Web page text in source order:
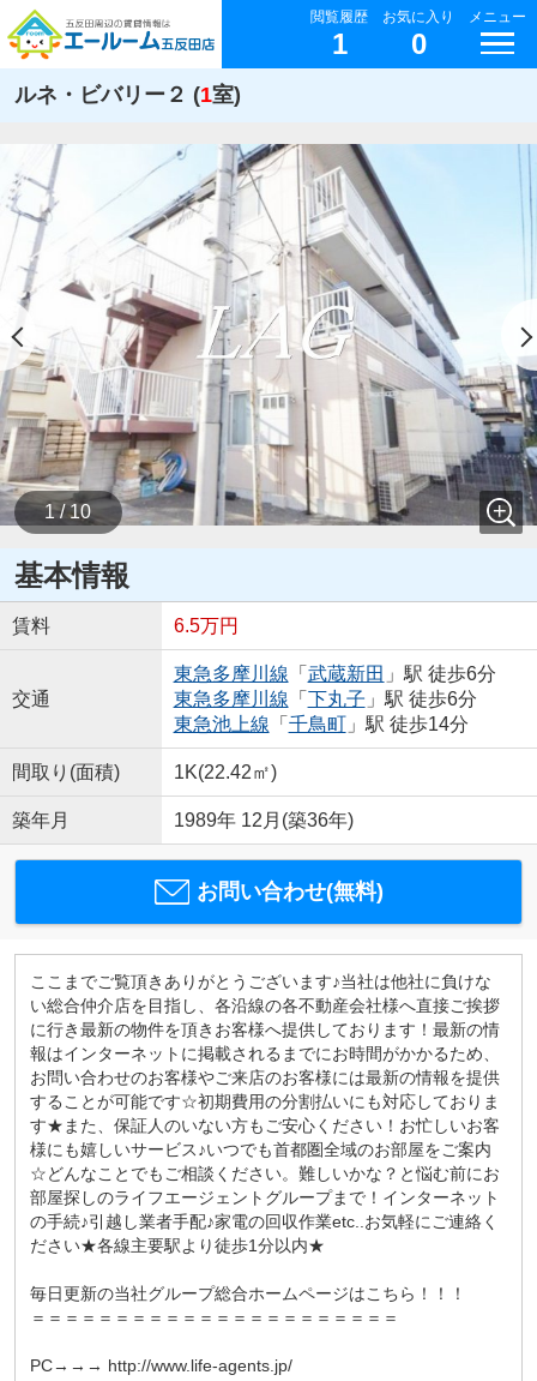
閲覧履歴
1
お気に入り
0
メニュー
ルネ・ビバリー２ (1室)
1 / 10
基本情報
賃料 6.5万円
交通
東急多摩川線 「 武蔵新田 」駅 徒歩6分
東急多摩川線 「 下丸子 」駅 徒歩6分
東急池上線 「 千鳥町」駅 徒歩14分
間取り(面積) 1K(22.42㎡)
築年月 1989年 12月(築36年)
お問い合わせ(無料)
ここまでご覧頂きありがとうございます♪当社は他社に負けな
い総合仲介店を目指し、各沿線の各不動産会社様へ直接ご挨拶
に行き最新の物件を頂きお客様へ提供しております！最新の情
報はインターネットに掲載されるまでにお時間がかかるため、
お問い合わせのお客様やご来店のお客様には最新の情報を提供
することが可能です☆初期費用の分割払いにも対応しておりま
す★また、保証人のいない方もご安心ください！お忙しいお客
様にも嬉しいサービス♪いつでも首都圏全域のお部屋をご案内
☆どんなことでもご相談ください。難しいかな？と悩む前にお
部屋探しのライフエージェントグループまで！インターネット
の手続♪引越し業者手配♪家電の回収作業etc..お気軽にご連絡く
ださい★各線主要駅より徒歩1分以内★
毎日更新の当社グループ総合ホームページはこちら！！！
＝＝＝＝＝＝＝＝＝＝＝＝＝＝＝＝＝＝＝＝＝＝
PC→→→ http://www.life-agents.jp/